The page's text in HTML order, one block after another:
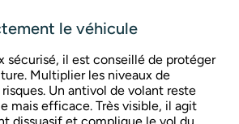
le véhicule
sécurisé, il est conseillé de protéger
Multiplier les niveaux de
Un antivol de volant reste
mais efficace. Très visible, il agit
dissuasif et complique le vol du